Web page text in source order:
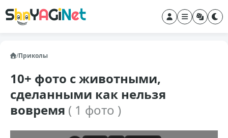
/Приколы
10+ фото с животными,
сделанными как нельзя
вовремя ( 1 фото )